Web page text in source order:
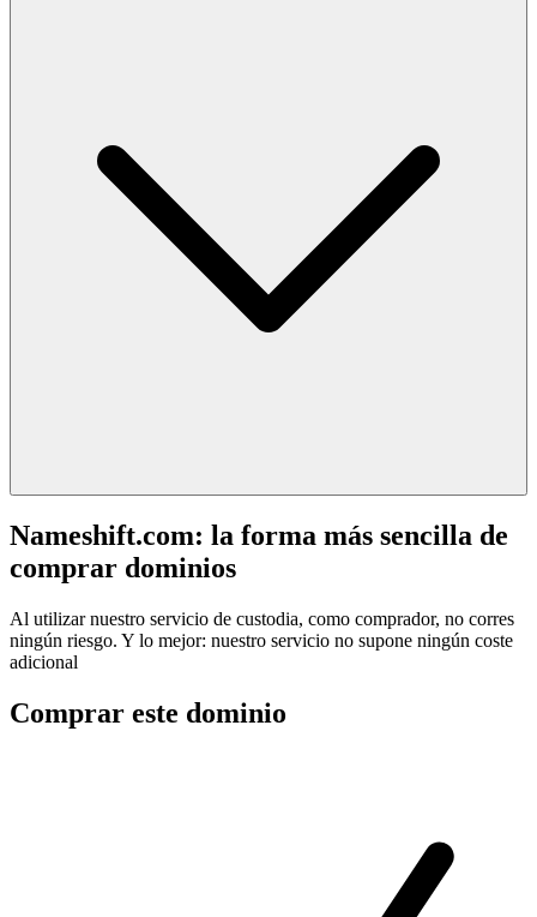
Nameshift.com: la forma más sencilla de
comprar dominios
Al utilizar nuestro servicio de custodia, como comprador, no corres
ningún riesgo. Y lo mejor: nuestro servicio no supone ningún coste
adicional
Comprar este dominio